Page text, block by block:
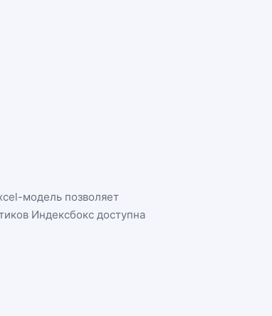
модель позволяет
Индексбокс доступна